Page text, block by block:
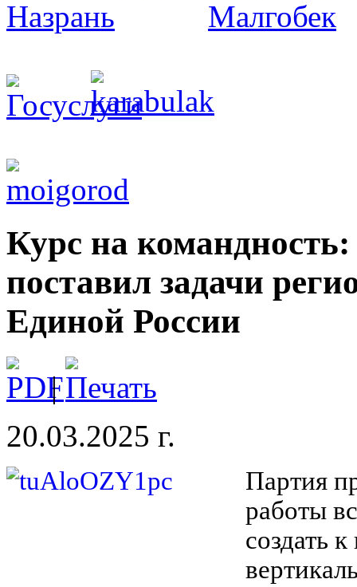
Курс на
поставил задачи
Единой России
|
20.03.2025 г.
Партия
работы
создать